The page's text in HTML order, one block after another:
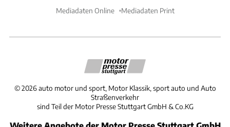
Mediadaten Online Mediadaten Print
©2026 auto motor und sport, Motor Klassik, sport auto und Auto
Straßenverkehr
sind Teil der Motor Presse Stuttgart GmbH & Co.KG
Weitere Angebote der Motor Presse Stuttgart GmbH